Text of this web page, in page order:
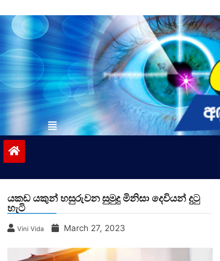
to
contentvinivida.lk
යකඩ යකුන් හසුරුවන සුමුදු මිනිසා දෙවියන් දුටු
හැටි
Vini Vida March 27, 2023